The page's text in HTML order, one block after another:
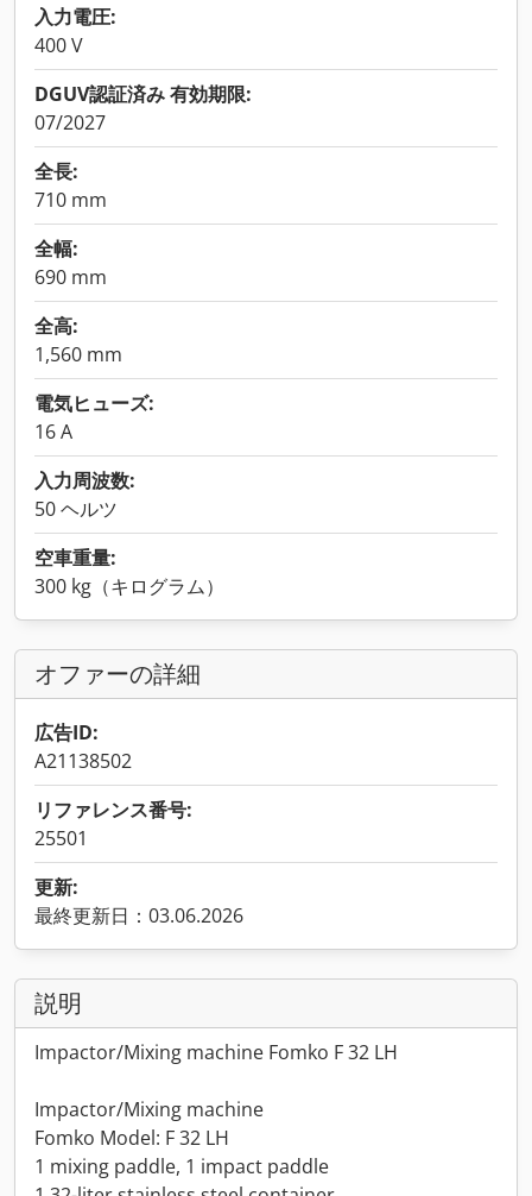
入力電圧:
400 V
DGUV認証済み 有効期限:
07/2027
全長:
710 mm
全幅:
690 mm
全高:
1,560 mm
電気ヒューズ:
16 A
入力周波数:
50 ヘルツ
空車重量:
300 kg（キログラム）
オファーの詳細
広告ID:
A21138502
リファレンス番号:
25501
更新:
最終更新日：03.06.2026
説明
Impactor/Mixing machine Fomko F 32 LH
Impactor/Mixing machine
Fomko Model: F 32 LH
1 mixing paddle, 1 impact paddle